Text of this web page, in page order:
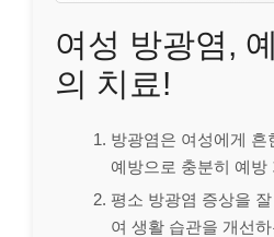
여성 방광염,
의 치료!
방광염은 여성에게
예방으로 충분히 예방
평소 방광염 증상을
여 생활 습관을 개선